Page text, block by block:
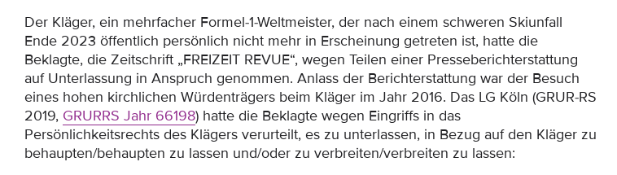
Der Kläger, ein mehrfacher Formel-1-Weltmeister, der nach einem schweren Skiunfall
Ende 2023 öffentlich persönlich nicht mehr in Erscheinung getreten ist, hatte die
Beklagte, die Zeitschrift „FREIZEIT REVUE“, wegen Teilen einer Presseberichterstattung
auf Unterlassung in Anspruch genommen. Anlass der Berichterstattung war der Besuch
eines hohen kirchlichen Würdenträgers beim Kläger im Jahr 2016. Das LG Köln (GRUR-RS
2019, GRURRS Jahr 66198) hatte die Beklagte wegen Eingriffs in das
Persönlichkeitsrechts des Klägers verurteilt, es zu unterlassen, in Bezug auf den Kläger zu
behaupten/behaupten zu lassen und/oder zu verbreiten/verbreiten zu lassen: